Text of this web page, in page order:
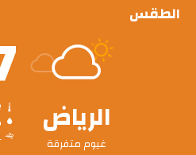
الطقس
الرياض
غيوم متفرقة